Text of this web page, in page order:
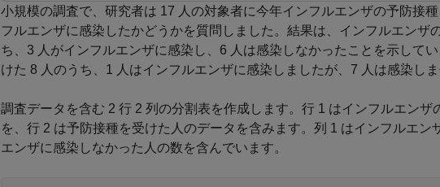
小規模の調査で、研究者は 17 人の対象者に今年インフルエンザの予防接
フルエンザに感染したかどうかを質問しました。結果は、インフルエンザ
ち、3 人がインフルエンザに感染し、6 人は感染しなかったことを示して
けた 8 人のうち、1 人はインフルエンザに感染しましたが、7 人は感染しま
調査データを含む 2 行 2 列の分割表を作成します。行 1 はインフルエンザ
を、行 2 は予防接種を受けた人のデータを含みます。列 1 はインフルエン
エンザに感染しなかった人の数を含んでいます。